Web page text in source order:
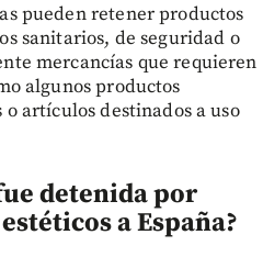
pueden retener productos
sanitarios, de seguridad o
mercancías que requieren
algunos productos
artículos destinados a uso
detenida por
a España?